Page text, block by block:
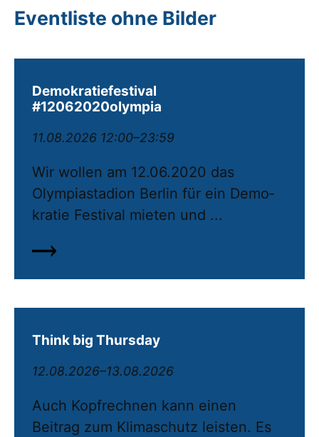
Eventliste ohne Bilder
Demokratiefestival
#12062020olympia
11.08.2026 12:00–23:59
Wir wollen am 12.06.2020 das
Olympiastadion Berlin für ein De­mo­
kratie Festival mieten und ...
Think big Thursday
12.08.2026–13.08.2026
Auch Kopfrechnen kann einen
Beitrag zum Klimaschutz leisten. Es